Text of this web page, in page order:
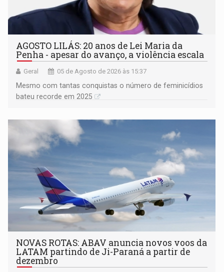
AGOSTO LILÁS: 20 anos de Lei Maria da
Penha - apesar do avanço, a violência escala
Geral 05 de Agosto de 2026 às 15:37
Mesmo com tantas conquistas o número de feminicídios
bateu recorde em 2025
NOVAS ROTAS: ABAV anuncia novos voos da
LATAM partindo de Ji-Paraná a partir de
dezembro